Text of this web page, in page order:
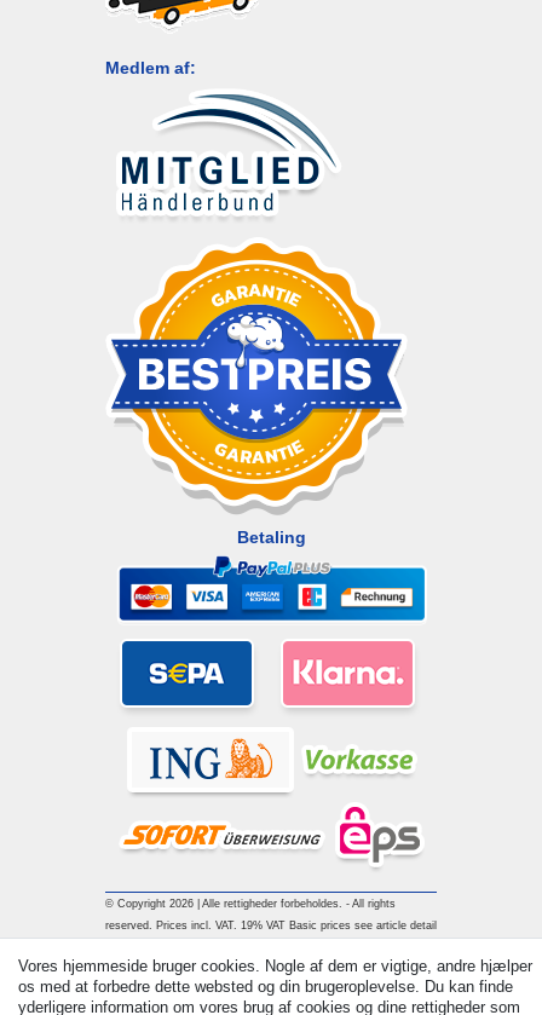
Medlem af:
Betaling
© Copyright 2026 | Alle rettigheder forbeholdes. - All rights
reserved. Prices incl. VAT. 19% VAT Basic prices see article detail
Vores hjemmeside bruger cookies. Nogle af dem er vigtige, andre hjælper
os med at forbedre dette websted og din brugeroplevelse. Du kan finde
yderligere information om vores brug af cookies og dine rettigheder som
Kontakt